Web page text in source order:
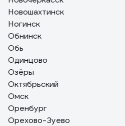
Новошахтинск
Ногинск
Обнинск
Обь
Одинцово
Озёры
Октябрьский
Омск
Оренбург
Орехово-Зуево